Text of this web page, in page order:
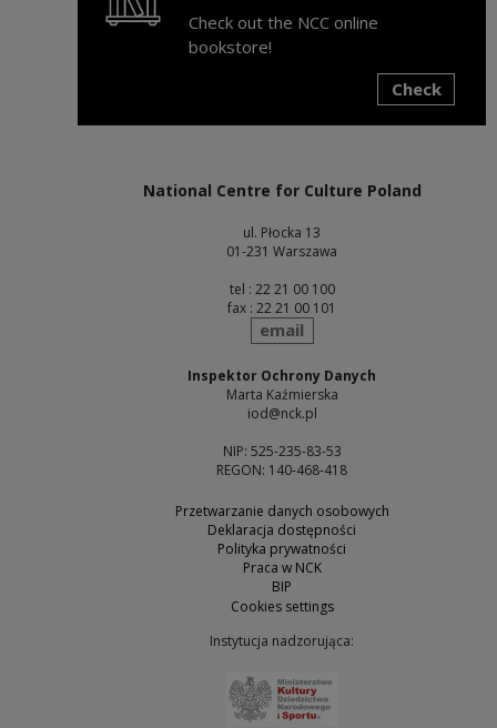
Check out the NCC online
bookstore!
Check
National Centre for Culture Poland
ul. Płocka 13
01-231 Warszawa
tel : 22 21 00 100
fax : 22 21 00 101
send
email
Inspektor Ochrony Danych
Marta Kaźmierska
iod@nck.pl
NIP: 525-235-83-53
REGON: 140-468-418
Przetwarzanie danych osobowych
Deklaracja dostępności
Polityka prywatności
Praca w NCK
BIP
Cookies settings
Instytucja nadzorująca: